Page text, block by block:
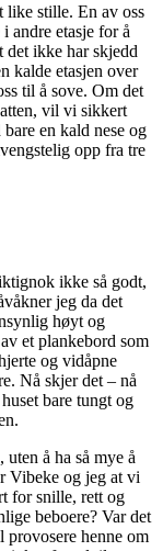
like stille. En av oss
andre etasje for å
det ikke har skjedd
kalde etasjen over
til å sove. Om det
vil vi sikkert
en kald nese og
opp fra tre
ikke så godt,
jeg da det
høyt og
et plankebord som
og vidåpne
Nå skjer det – nå
bare tungt og
å ha så mye å
Vibeke og jeg at vi
for snille, rett og
beboere? Var det
provosere henne om